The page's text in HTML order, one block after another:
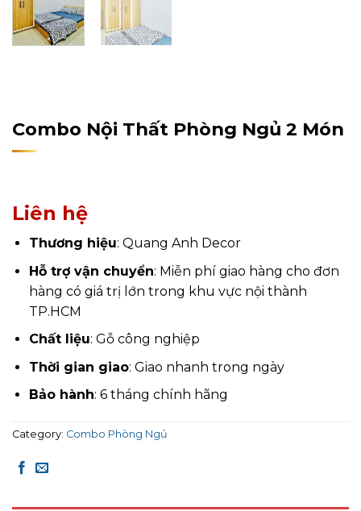
Combo Nội Thất Phòng Ngủ 2 Món
Liên hệ
Thương hiệu: Quang Anh Decor
Hỗ trợ vận chuyển: Miễn phí giao hàng cho đơn
hàng có giá trị lớn trong khu vực nội thành
TP.HCM
Chất liệu: Gỗ công nghiệp
Thời gian giao: Giao nhanh trong ngày
Bảo hành: 6 tháng chính hãng
Category: Combo Phòng Ngủ